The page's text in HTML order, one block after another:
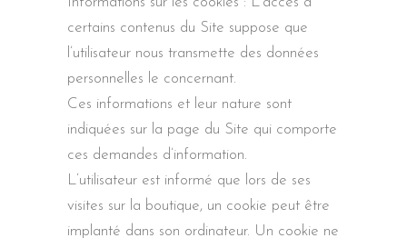
certains contenus du Site suppose que
l’utilisateur nous transmette des données
personnelles le concernant.
Ces informations et leur nature sont
indiquées sur la page du Site qui comporte
ces demandes d’information.
L’utilisateur est informé que lors de ses
visites sur la boutique, un cookie peut être
implanté dans son ordinateur. Un cookie ne